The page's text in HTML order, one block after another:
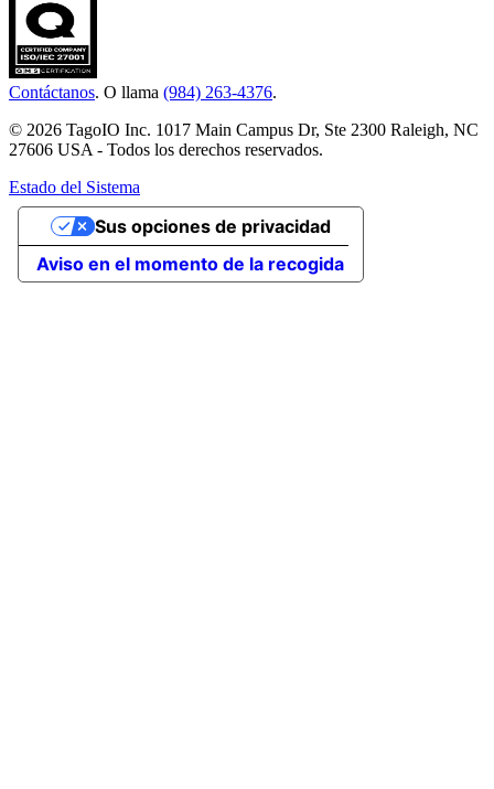
Contáctanos. O llama (984) 263-4376.
© 2026 TagoIO Inc. 1017 Main Campus Dr, Ste 2300 Raleigh, NC
27606 USA - Todos los derechos reservados.
Estado del Sistema
Aviso en el momento de la recogida
Sus opciones de privacidad